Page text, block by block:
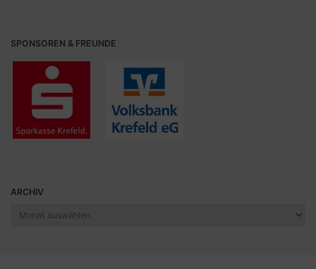
SPONSOREN & FREUNDE
ARCHIV
Archiv